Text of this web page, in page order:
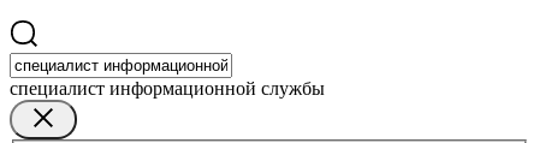
специалист информационной службы